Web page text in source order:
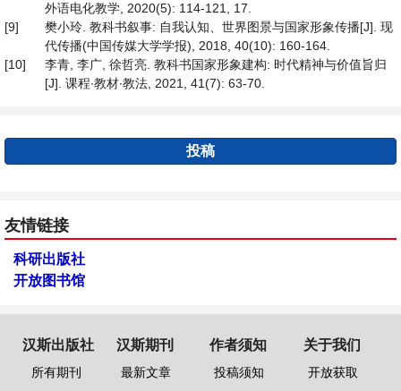
外语电化教学, 2020(5): 114-121, 17.
[9]
樊小玲. 教科书叙事: 自我认知、世界图景与国家形象传播[J]. 现
代传播(中国传媒大学学报), 2018, 40(10): 160-164.
[10]
李青, 李广, 徐哲亮. 教科书国家形象建构: 时代精神与价值旨归
[J]. 课程∙教材∙教法, 2021, 41(7): 63-70.
投稿
友情链接
科研出版社
开放图书馆
汉斯出版社
所有期刊
汉斯期刊
最新文章
作者须知
投稿须知
关于我们
开放获取